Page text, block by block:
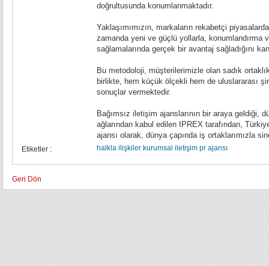
doğrultusunda konumlanmaktadır.
Yaklaşımımızın, markaların rekabetçi
zamanda yeni ve güçlü yollarla, konumlandırma
sağlamalarında gerçek bir avantaj sağladığını
Bu metodoloji, müşterilerimizle olan sadık
birlikte, hem küçük ölçekli hem de uluslararası
sonuçlar vermektedir.
Bağımsız iletişim ajanslarının bir araya geldiği,
ağlarından kabul edilen IPREX tarafından,
ajansı olarak, dünya çapında iş ortaklarımızla
Etiketler : halkla ilişkiler kurumsal iletişim pr ajansı
Geri Dön